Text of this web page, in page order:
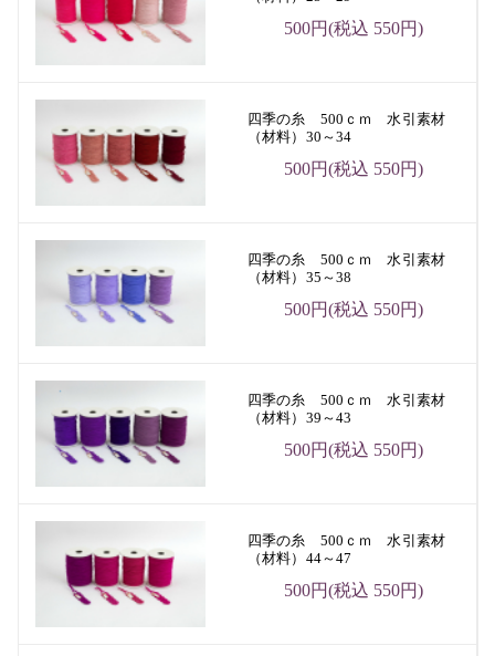
500円(税込 550円)
四季の糸 500ｃｍ 水引素材
（材料）30～34
500円(税込 550円)
四季の糸 500ｃｍ 水引素材
（材料）35～38
500円(税込 550円)
四季の糸 500ｃｍ 水引素材
（材料）39～43
500円(税込 550円)
四季の糸 500ｃｍ 水引素材
（材料）44～47
500円(税込 550円)